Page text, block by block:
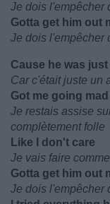
Je dois l'empêcher
Gotta get him out
Je dois l'empêcher
Cause he was
Car c'était juste un
Got me going
Je restais assise
complètement folle
Like I don't care
Je vais faire
Gotta get him out
Je dois l'empêcher